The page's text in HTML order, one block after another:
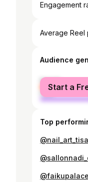
Engagement
Average Reel
Audience
female
male
Start a
Top